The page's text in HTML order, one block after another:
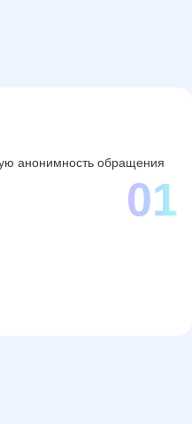
анонимность обращения